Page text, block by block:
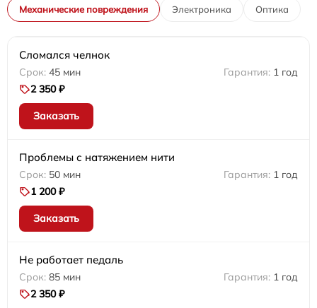
Механические повреждения Электроника Оптика
Сломался челнок
45 мин
1 год
2 350 ₽
Заказать
Проблемы с натяжением нити
50 мин
1 год
1 200 ₽
Заказать
Не работает педаль
85 мин
1 год
2 350 ₽